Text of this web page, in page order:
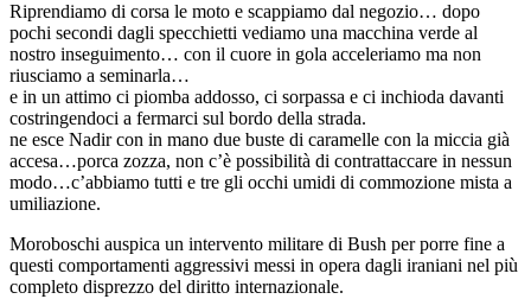
Riprendiamo di corsa le moto e scappiamo dal negozio… dopo
pochi secondi dagli specchietti vediamo una macchina verde al
nostro inseguimento… con il cuore in gola acceleriamo ma non
riusciamo a seminarla…
e in un attimo ci piomba addosso, ci sorpassa e ci inchioda davanti
costringendoci a fermarci sul bordo della strada.
ne esce Nadir con in mano due buste di caramelle con la miccia già
accesa…porca zozza, non c’è possibilità di contrattaccare in nessun
modo…c’abbiamo tutti e tre gli occhi umidi di commozione mista a
umiliazione.
Moroboschi auspica un intervento militare di Bush per porre fine a
questi comportamenti aggressivi messi in opera dagli iraniani nel più
completo disprezzo del diritto internazionale.